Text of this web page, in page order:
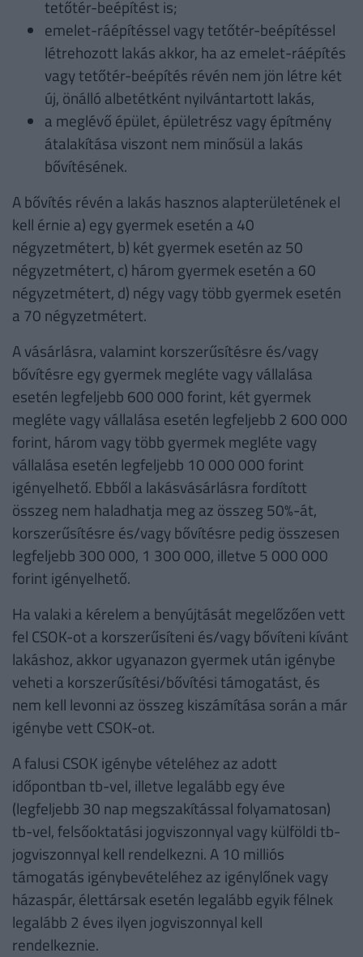
tetőtér-beépítést is;
emelet-ráépítéssel vagy tetőtér-beépítéssel
létrehozott lakás akkor, ha az emelet-ráépítés
vagy tetőtér-beépítés révén nem jön létre két
új, önálló albetétként nyilvántartott lakás,
a meglévő épület, épületrész vagy építmény
átalakítása viszont nem minősül a lakás
bővítésének.
A bővítés révén a lakás hasznos alapterületének el
kell érnie a) egy gyermek esetén a 40
négyzetmétert, b) két gyermek esetén az 50
négyzetmétert, c) három gyermek esetén a 60
négyzetmétert, d) négy vagy több gyermek esetén
a 70 négyzetmétert.
A vásárlásra, valamint korszerűsítésre és/vagy
bővítésre egy gyermek megléte vagy vállalása
esetén legfeljebb 600 000 forint, két gyermek
megléte vagy vállalása esetén legfeljebb 2 600 000
forint, három vagy több gyermek megléte vagy
vállalása esetén legfeljebb 10 000 000 forint
igényelhető. Ebből a lakásvásárlásra fordított
összeg nem haladhatja meg az összeg 50%-át,
korszerűsítésre és/vagy bővítésre pedig összesen
legfeljebb 300 000, 1 300 000, illetve 5 000 000
forint igényelhető.
Ha valaki a kérelem a benyújtását megelőzően vett
fel CSOK-ot a korszerűsíteni és/vagy bővíteni kívánt
lakáshoz, akkor ugyanazon gyermek után igénybe
veheti a korszerűsítési/bővítési támogatást, és
nem kell levonni az összeg kiszámítása során a már
igénybe vett CSOK-ot.
A falusi CSOK igénybe vételéhez az adott
időpontban tb-vel, illetve legalább egy éve
(legfeljebb 30 nap megszakítással folyamatosan)
tb-vel, felsőoktatási jogviszonnyal vagy külföldi tb-
jogviszonnyal kell rendelkezni. A 10 milliós
támogatás igénybevételéhez az igénylőnek vagy
házaspár, élettársak esetén legalább egyik félnek
legalább 2 éves ilyen jogviszonnyal kell
rendelkeznie.